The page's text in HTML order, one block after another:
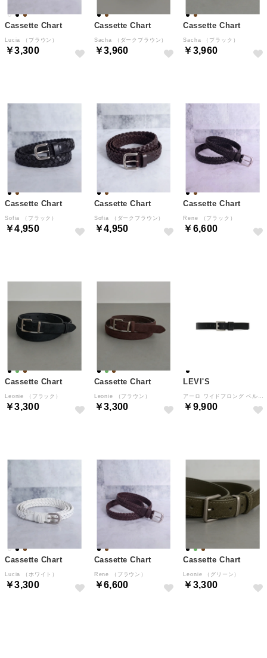
Cassette Chart
Lucia （ブラウン）
￥3,300
Cassette Chart
Sacha （ダークブラウン）
￥3,960
Cassette Chart
Sacha （ブラック）
￥3,960
Cassette Chart
Sofia （ブラック）
￥4,950
Cassette Chart
Sofia （ダークブラウン）
￥4,950
Cassette Chart
Rene （ブラック）
￥6,600
Cassette Chart
Leonie （ブラック）
￥3,300
Cassette Chart
Leonie （ブラウン）
￥3,300
LEVI'S
￥9,900
Cassette Chart
Lucia （ホワイト）
￥3,300
Cassette Chart
Rene （ブラウン）
￥6,600
Cassette Chart
Leonie （グリーン）
￥3,300